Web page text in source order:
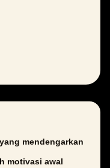
mendengarkan
motivasi awal